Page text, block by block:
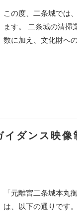
この度、二条城では
ます。 二条城の清掃
数に加え、文化財へ
イダンス映
「元離宮二条城本丸
は、以下の通りです